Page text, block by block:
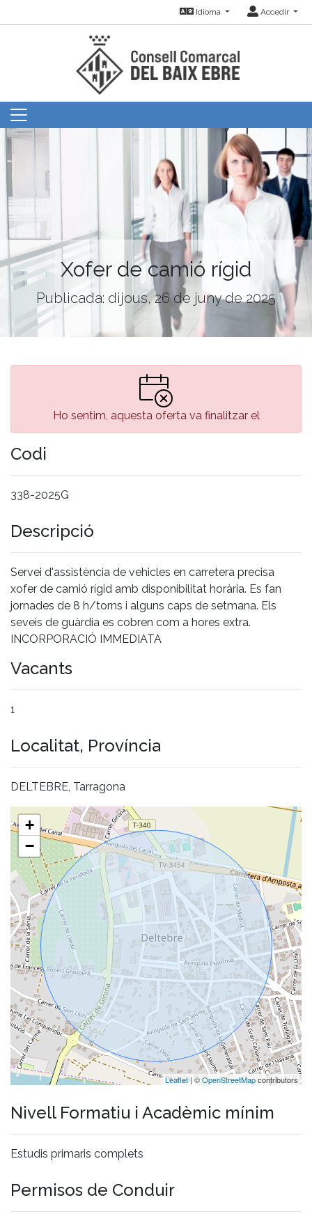
Idioma Accedir
Xofer de camió rígid
Publicada: dijous, 26 de juny de 2025
Ho sentim, aquesta oferta va finalitzar el
Codi
338-2025G
Descripció
Servei d'assistència de vehicles en carretera precisa
xofer de camió rígid amb disponibilitat horària. Es fan
jornades de 8 h/torns i alguns caps de setmana. Els
seveis de guàrdia es cobren com a hores extra.
INCORPORACIÓ IMMEDIATA
Vacants
1
Localitat, Província
DELTEBRE, Tarragona
+
−
Leaflet| ©OpenStreetMapcontributors
Nivell Formatiu i Acadèmic mínim
Estudis primaris complets
Permisos de Conduir